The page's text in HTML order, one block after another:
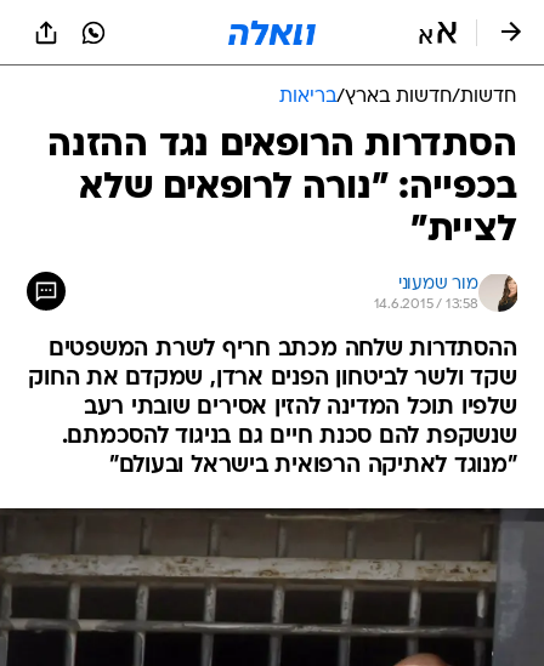
חדשות/חדשות בארץ/בריאות
הסתדרות הרופאים נגד ההזנה
בכפייה: "נורה לרופאים שלא
לציית"
מור שמעוני
14.6.2015 / 13:58
ההסתדרות שלחה מכתב חריף לשרת המשפטים
שקד ולשר לביטחון הפנים ארדן, שמקדם את החוק
שלפיו תוכל המדינה להזין אסירים שובתי רעב
שנשקפת להם סכנת חיים גם בניגוד להסכמתם.
"מנוגד לאתיקה הרפואית בישראל ובעולם"